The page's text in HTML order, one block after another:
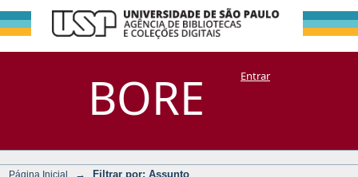
BORE
Filtrar por:
Assunto
DSpace/Manakin + CoriscoEntrar
Página Inicial → Filtrar por: Assunto